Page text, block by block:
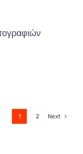
1 2 Next